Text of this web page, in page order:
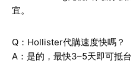
宜。
Q：Hollister代購速度快嗎？
A：是的，最快3–5天即可抵